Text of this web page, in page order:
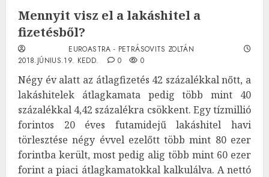
Mennyit visz el a lakáshitel a
fizetésből?
EUROASTRA - PETRÁSOVITS ZOLTÁN
2018.JÚNIUS.19. KEDD.
0 0
Négy év alatt az átlagfizetés 42 százalékkal nőtt, a
lakáshitelek átlagkamata pedig több mint 40
százalékkal 4,42 százalékra csökkent. Egy tízmillió
forintos 20 éves futamidejű lakáshitel havi
törlesztése négy évvel ezelőtt több mint 80 ezer
forintba került, most pedig alig több mint 60 ezer
forint a piaci átlagkamatokkal kalkulálva. A nettó